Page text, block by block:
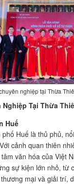
nghiệp tại Thừa
Tại Thừa
Huế
Huế là thủ phủ,
cảnh quan thiên
văn hóa của Việt
sự kiện lớn nhỏ, từ
mại và giải trí,